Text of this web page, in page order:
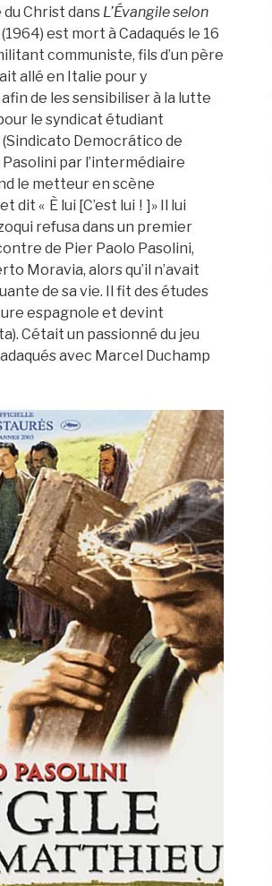
Christ dans L’Évangile selon
est mort à Cadaqués le 16
communiste, fils d’un père
allé en Italie pour y
de les sensibiliser à la lutte
le syndicat étudiant
Democrático de
par l’intermédiaire
le metteur en scène
dit « È lui [C’est lui ! ]» Il lui
refusa dans un premier
de Pier Paolo Pasolini,
Moravia, alors qu’il n’avait
de sa vie. Il fit des études
espagnole et devint
Cétait un passionné du jeu
avec Marcel Duchamp